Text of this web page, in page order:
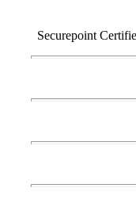
Securepoint